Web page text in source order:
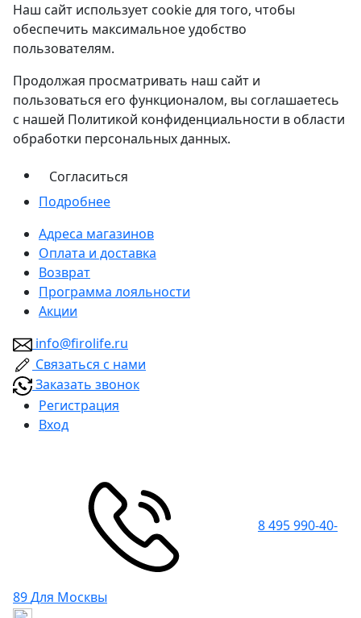
Наш сайт использует cookie для того, чтобы
обеспечить максимальное удобство
пользователям.
Продолжая просматривать наш сайт и
пользоваться его функционалом, вы соглашаетесь
с нашей Политикой конфиденциальности в области
обработки персональных данных.
Согласиться
Подробнее
Адреса магазинов
Оплата и доставка
Возврат
Программа лояльности
Акции
info@firolife.ru
Связаться с нами
Заказать звонок
Регистрация
Вход
8 495 990-40-
89Для Москвы